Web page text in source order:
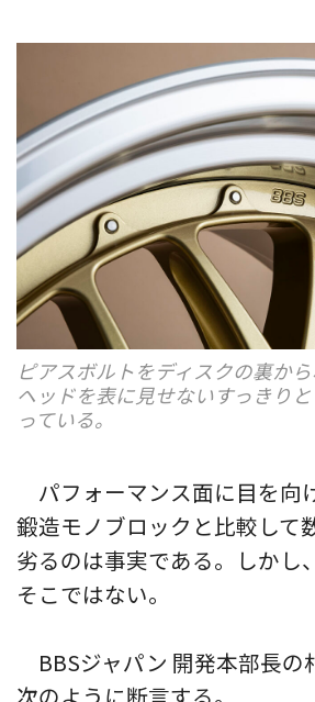
ピアスボルトをディスクの裏から
ヘッドを表に見せないすっきり
っている。
パフォーマンス面に目を向
鍛造モノブロックと比較して
劣るのは事実である。しかし
そこではない。
BBSジャパン 開発本部長の